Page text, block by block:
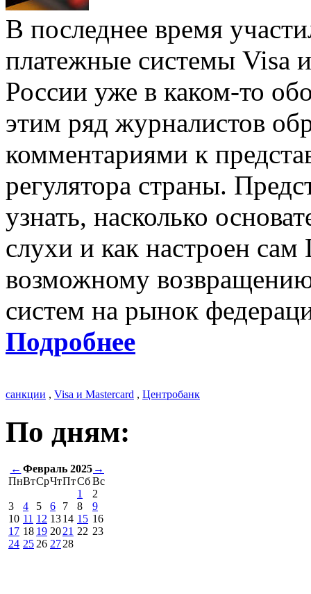
В последнее время
платежные системы Visa
России уже в каком-то
этим ряд журналистов
комментариями к
регулятора страны.
узнать, насколько
слухи и как настроен
возможному
систем на рынок
Подробнее
санкции , Visa и Mastercard , Центробанк
По дням:
← Февраль 2025 →
ПнВтСрЧтПтСбВс
1
2
3
4 5 6 7 8
9
10 11 12 1314 15 16
17 18 19 2021 22 23
24 25 26 2728